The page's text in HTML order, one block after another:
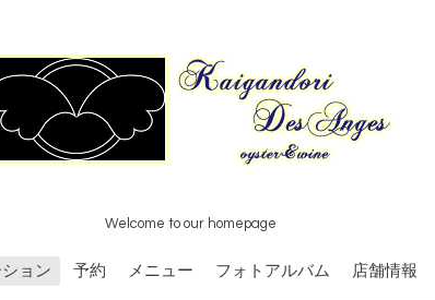
Welcome to our homepage
ョン 予約 メニュー フォトアルバム 店舗情報